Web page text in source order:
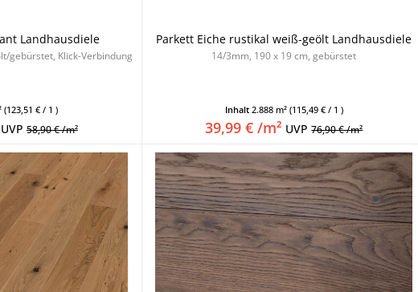
Landhausdiele
gebürstet, Klick-Verbindung
(123,51 € / 1 )
UVP58,90 € /m²
Parkett Eiche rustikal weiß-geölt Landhausdiele
14/3mm, 190 x 19 cm, gebürstet
Inhalt 2.888 m² (115,49 € / 1 )
39,99 € /m² UVP76,90 € /m²